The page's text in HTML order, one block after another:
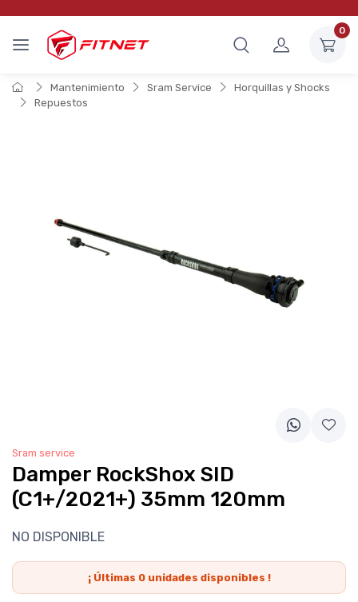
0
Mantenimiento Sram Service
Horquillas y Shocks
Repuestos
Sram service
Damper RockShox SID
(C1+/2021+) 35mm 120mm
NO DISPONIBLE
¡ Últimas 0unidades disponibles !